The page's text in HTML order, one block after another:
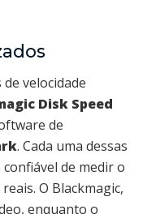
velocidade
Disk Speed
de
. Cada uma dessas
de medir o
O Blackmagic,
enquanto o